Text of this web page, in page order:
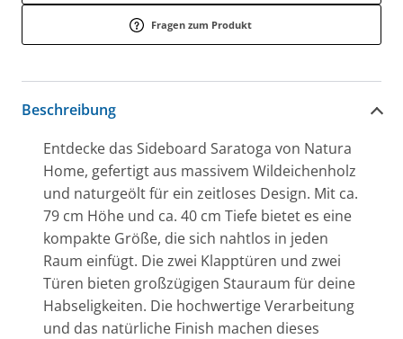
Fragen zum Produkt
Beschreibung
Entdecke das Sideboard Saratoga von Natura
Home, gefertigt aus massivem Wildeichenholz
und naturgeölt für ein zeitloses Design. Mit ca.
79 cm Höhe und ca. 40 cm Tiefe bietet es eine
kompakte Größe, die sich nahtlos in jeden
Raum einfügt. Die zwei Klapptüren und zwei
Türen bieten großzügigen Stauraum für deine
Habseligkeiten. Die hochwertige Verarbeitung
und das natürliche Finish machen dieses